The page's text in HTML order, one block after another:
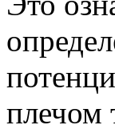
плечом